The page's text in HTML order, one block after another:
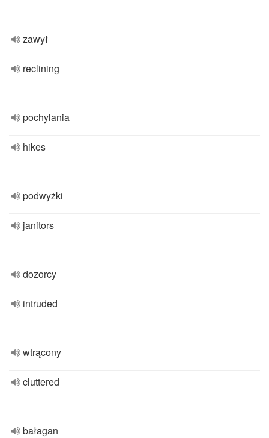
zawył
reclining
pochylania
hikes
podwyżki
janitors
dozorcy
intruded
wtrącony
cluttered
bałagan